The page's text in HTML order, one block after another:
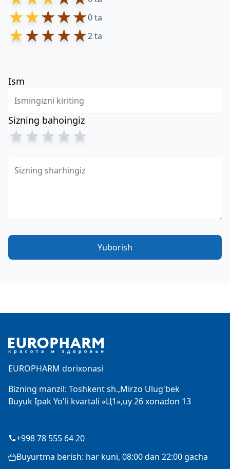
★★★★★0 ta
★★★★★2 ta
Ism
Sizning bahoingiz
★★★★★
Yuborish
EUROPHARM dorixonasi
Bizning manzil: Toshkent sh.,Mirzo Ulug'bek
Buyuk Ipak Yo'li kvartali «Ц1»,uy 26 xonadon 13
+998 78 555 64 20
Buyurtma berish: har kuni, 08:00 dan 22:00 gacha